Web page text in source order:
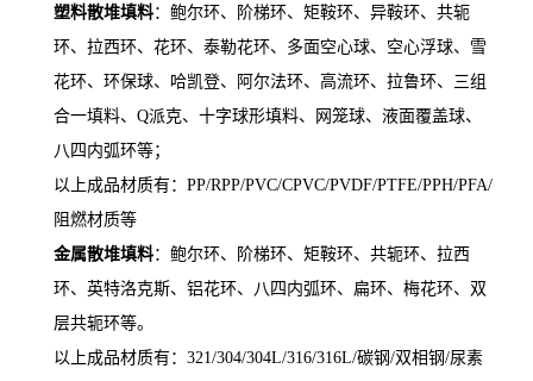
塑料散堆填料：鲍尔环、阶梯环、矩鞍环、异鞍环、共轭
环、拉西环、花环、泰勒花环、多面空心球、空心浮球、雪
花环、环保球、哈凯登、阿尔法环、高流环、拉鲁环、三组
合一填料、Q派克、十字球形填料、网笼球、液面覆盖球、
八四内弧环等；
以上成品材质有：PP/RPP/PVC/CPVC/PVDF/PTFE/PPH/PFA/
阻燃材质等
金属散堆填料：鲍尔环、阶梯环、矩鞍环、共轭环、拉西
环、英特洛克斯、铝花环、八四内弧环、扁环、梅花环、双
层共轭环等。
以上成品材质有：321/304/304L/316/316L/碳钢/双相钢/尿素